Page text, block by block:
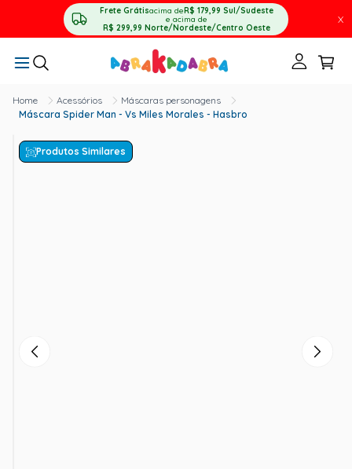
Frete Grátisacima deR$ 179,99 Sul/Sudeste
e acima de
R$ 299,99 Norte/Nordeste/Centro Oeste
X
Acessórios
Máscaras personagens
Máscara Spider Man - Vs Miles Morales - Hasbro
Produtos Similares